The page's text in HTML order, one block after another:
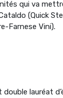
qui va
(Quick
Farnese Vini).
lauréat